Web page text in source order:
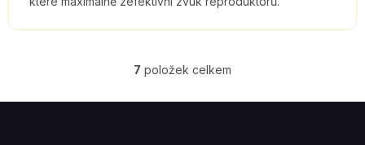
O
V
7 položek celkem
Z